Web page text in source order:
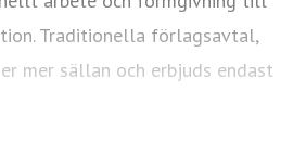
Traditionella förlagsavtal,
mer sällan och erbjuds endast